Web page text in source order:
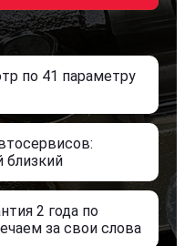
по 41 параметру
2 года по
за свои слова